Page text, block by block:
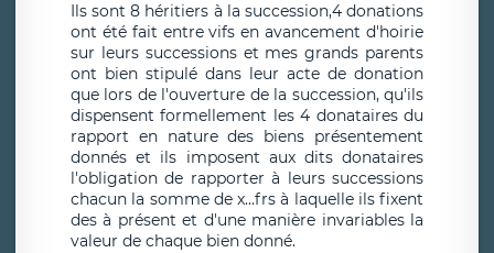
Ils sont 8 héritiers à la succession,4 donations
ont été fait entre vifs en avancement d'hoirie
sur leurs successions et mes grands parents
ont bien stipulé dans leur acte de donation
que lors de l'ouverture de la succession, qu'ils
dispensent formellement les 4 donataires du
rapport en nature des biens présentement
donnés et ils imposent aux dits donataires
l'obligation de rapporter à leurs successions
chacun la somme de x...frs à laquelle ils fixent
des à présent et d'une manière invariables la
valeur de chaque bien donné.